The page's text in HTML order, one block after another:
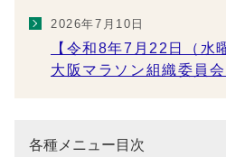
2026年7月10日
【令和8年7月22日（水
大阪マラソン組織委員
各種メニュー目次